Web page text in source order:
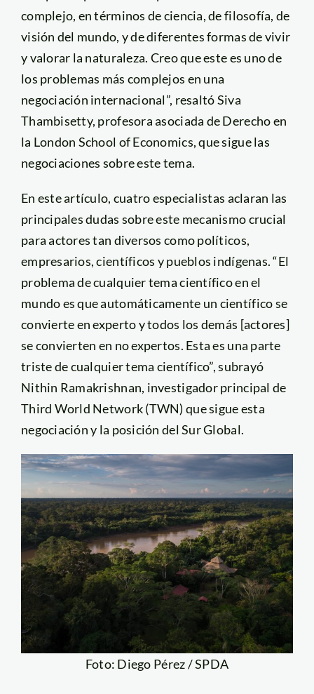
complejo, en términos de ciencia, de filosofía, de
visión del mundo, y de diferentes formas de vivir
y valorar la naturaleza. Creo que este es uno de
los problemas más complejos en una
negociación internacional”, resaltó Siva
Thambisetty, profesora asociada de Derecho en
la London School of Economics, que sigue las
negociaciones sobre este tema.
En este artículo, cuatro especialistas aclaran las
principales dudas sobre este mecanismo crucial
para actores tan diversos como políticos,
empresarios, científicos y pueblos indígenas. “El
problema de cualquier tema científico en el
mundo es que automáticamente un científico se
convierte en experto y todos los demás [actores]
se convierten en no expertos. Esta es una parte
triste de cualquier tema científico”, subrayó
Nithin Ramakrishnan, investigador principal de
Third World Network (TWN) que sigue esta
negociación y la posición del Sur Global.
Foto: Diego Pérez / SPDA